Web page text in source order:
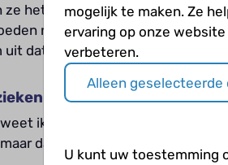
het niet nodig. Toen hij na een
niet gestopt. Toen wist ik al
dat hij ook Von Willebrandziekte
gegaan toen hij zo
ik wel wat ik moet doen. We
daar zijn we best wel lang
mogelijk te maken. Ze
ervaring op onze
verbeteren.
Alleen geselecteerde
U kunt uw toestemming